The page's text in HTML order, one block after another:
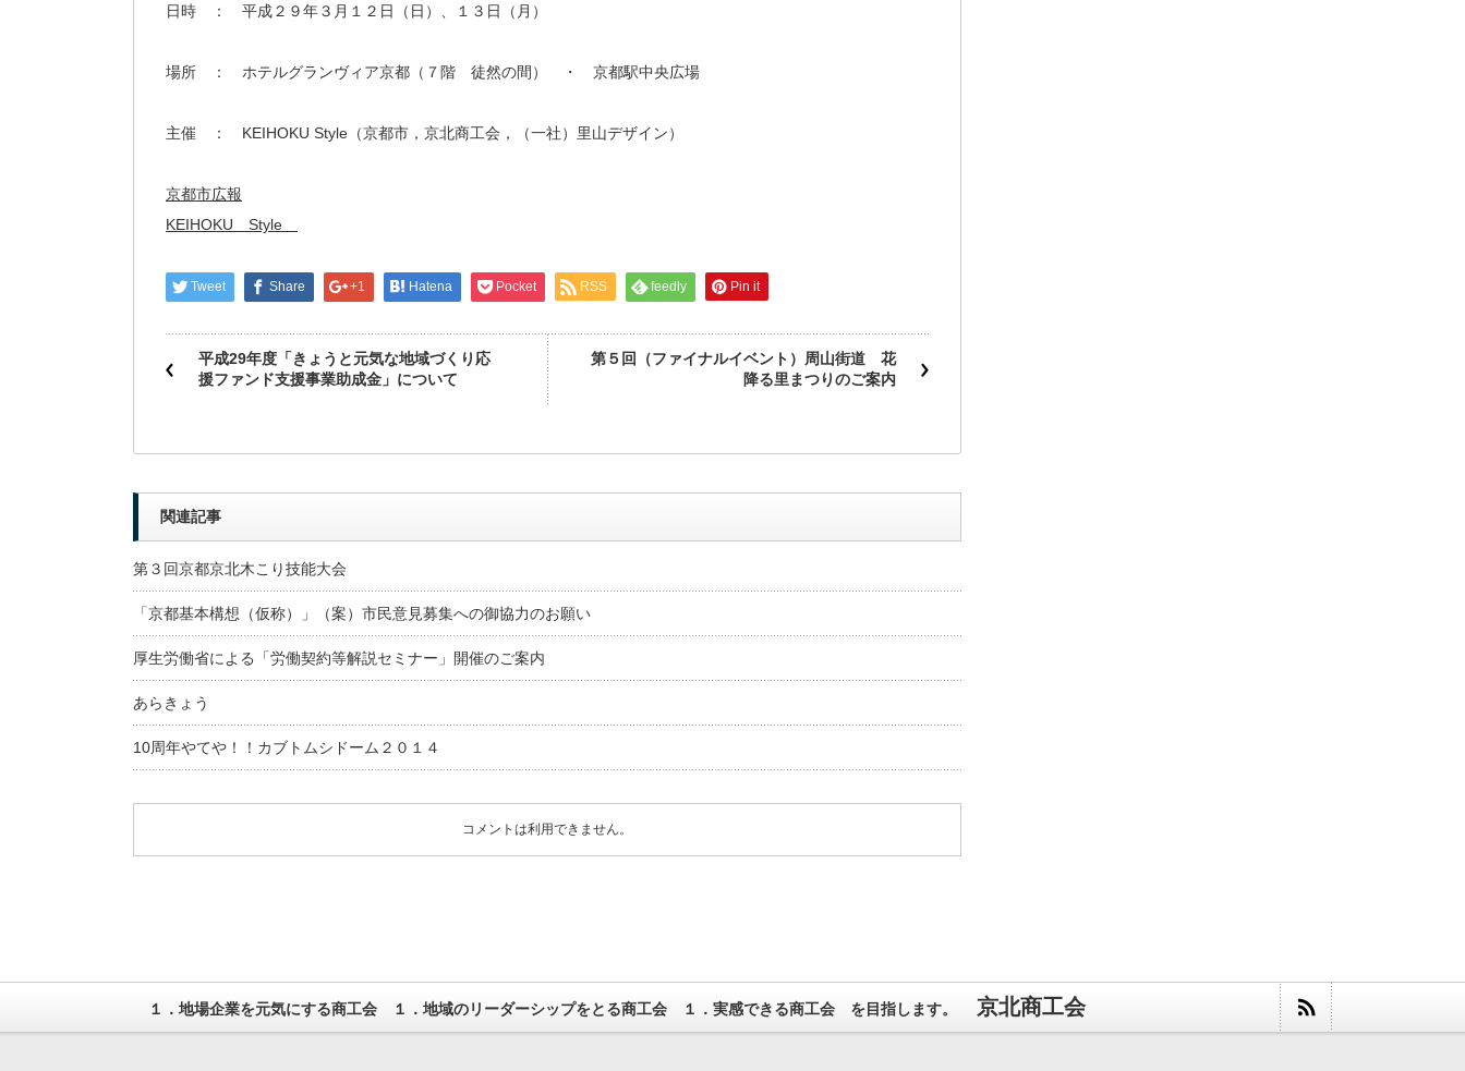
​日時 ： 平成２９年３月１２日（日）、１３日（月）
場所 ： ホテルグランヴィア京都（７階 徒然の間） ・ 京都駅中央広場
主催 ： KEIHOKU Style（京都市，京北商工会，（一社）里山デザイン）
京都市広報
KEIHOKU Style
Tweet Share +1 Hatena Pocket RSS feedly Pin it
平成29年度「きょうと元気な地域づくり応
援ファンド支援事業助成金」について
第５回（ファイナルイベント）周山街道 花
降る里まつりのご案内
関連記事
第３回京都京北木こり技能大会
「京都基本構想（仮称）」（案）市民意見募集への御協力のお願い
厚生労働省による「労働契約等解説セミナー」開催のご案内
あらきょう
10周年やてや！！カブトムシドーム２０１４
コメントは利用できません。
１．地場企業を元気にする商工会 １．地域のリーダーシップをとる商工会 １．実感できる商工会 を目指します。 京北商工会